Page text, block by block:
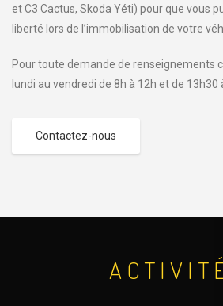
et C3 Cactus, Skoda Yéti) pour que vous
liberté lors de l’immobilisation de votre
Pour toute demande de renseignements
lundi au vendredi de 8h à 12h et de 13h30
Contactez-nous